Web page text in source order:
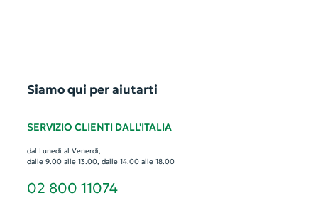
Siamo qui per aiutarti
SERVIZIO CLIENTI DALL'ITALIA
dal Lunedì al Venerdì,
dalle 9.00 alle 13.00, dalle 14.00 alle 18.00
02 800 11074